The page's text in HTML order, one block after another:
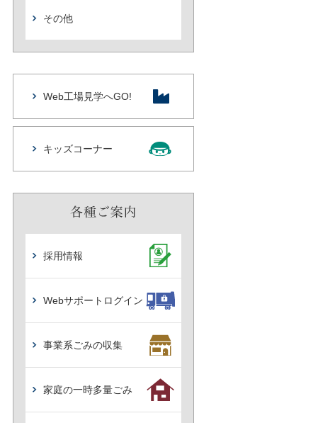
その他
Web工場見学へGO!
キッズコーナー
採用情報
Webサポートログイン
事業系ごみの収集
家庭の一時多量ごみ